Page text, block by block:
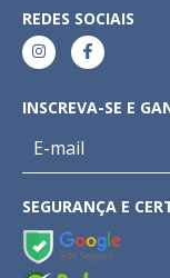
REDES SOCIAIS
INSCREVA-SE E
SEGURANÇA E